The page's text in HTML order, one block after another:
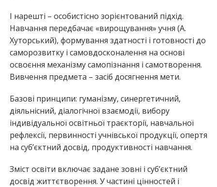
І нарешті – особистісно зорієнтований підхід.
Навчання передбачає «вирощування» учня (А.
Хуторський), формування здатності і готовності до
саморозвитку і самовдосконалення на основі
освоєння механізму самопізнання і самотворення.
Вивчення предмета – засіб досягнення мети.
Базові принципи: гуманізму, синергетичний,
діяльнісний, діалогічної взаємодії, вибору
індивідуальної освітньої траєкторії, навчальної
рефлексії, первинності учнівської продукції, опертя
на суб’єктний досвід, продуктивності навчання.
Зміст освіти включає задане зовні і суб’єктний
досвід життєтворення. У частині цінностей і